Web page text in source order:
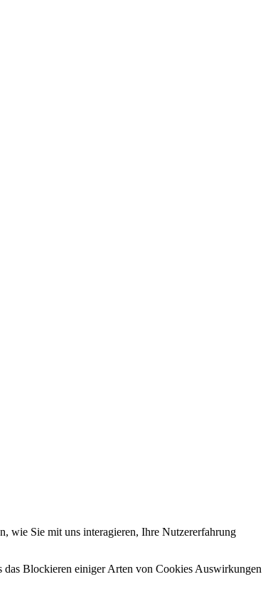
wie Sie mit uns interagieren, Ihre Nutzererfahrung
das Blockieren einiger Arten von Cookies Auswirkungen